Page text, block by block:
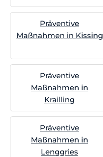
Präventive
Maßnahmen in Kissing
Präventive
Maßnahmen in
Krailling
Präventive
Maßnahmen in
Lenggries